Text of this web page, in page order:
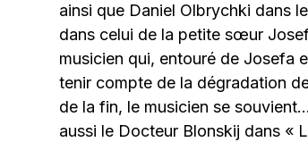
ainsi que Daniel Olbrychki dans
dans celui de la petite sœur
musicien qui, entouré de Josefa
tenir compte de la dégradation
de la fin, le musicien se
aussi le Docteur Blonskij dans «